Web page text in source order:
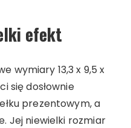
efekt
wymiary 13,3 x 9,5 x
się dosłownie
prezentowym, a
Jej niewielki rozmiar